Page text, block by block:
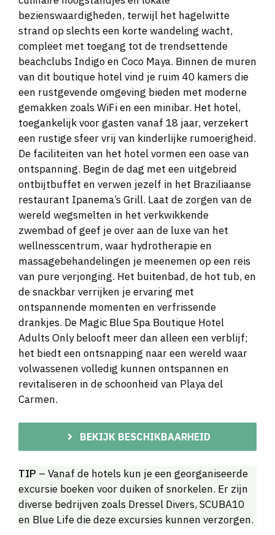
bezienswaardigheden, terwijl het hagelwitte
strand op slechts een korte wandeling wacht,
compleet met toegang tot de trendsettende
beachclubs Indigo en Coco Maya. Binnen de muren
van dit boutique hotel vind je ruim 40 kamers die
een rustgevende omgeving bieden met moderne
gemakken zoals WiFi en een minibar. Het hotel,
toegankelijk voor gasten vanaf 18 jaar, verzekert
een rustige sfeer vrij van kinderlijke rumoerigheid.
De faciliteiten van het hotel vormen een oase van
ontspanning. Begin de dag met een uitgebreid
ontbijtbuffet en verwen jezelf in het Braziliaanse
restaurant Ipanema’s Grill. Laat de zorgen van de
wereld wegsmelten in het verkwikkende
zwembad of geef je over aan de luxe van het
wellnesscentrum, waar hydrotherapie en
massagebehandelingen je meenemen op een reis
van pure verjonging. Het buitenbad, de hot tub, en
de snackbar verrijken je ervaring met
ontspannende momenten en verfrissende
drankjes. De Magic Blue Spa Boutique Hotel
Adults Only belooft meer dan alleen een verblijf;
het biedt een ontsnapping naar een wereld waar
volwassenen volledig kunnen ontspannen en
revitaliseren in de schoonheid van Playa del
Carmen.
BEKIJK BESCHIKBAARHEID
TIP – Vanaf de hotels kun je een georganiseerde
excursie boeken voor duiken of snorkelen. Er zijn
diverse bedrijven zoals Dressel Divers, SCUBA10
en Blue Life die deze excursies kunnen verzorgen.